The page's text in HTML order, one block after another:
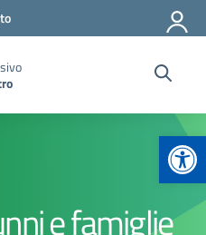
e famiglie